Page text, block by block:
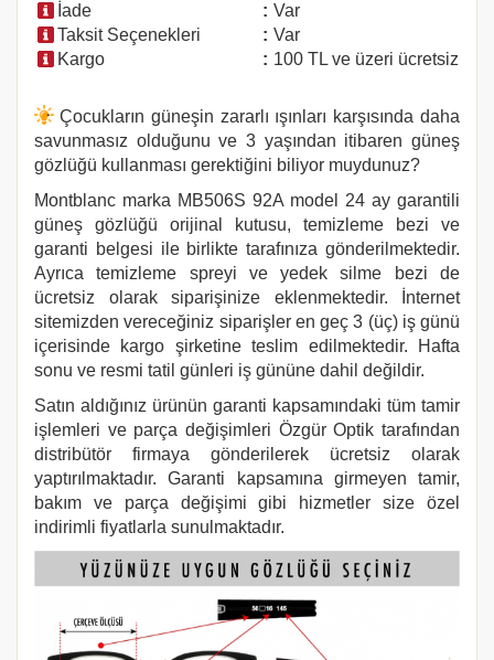
İade
: Var
Taksit Seçenekleri
: Var
Kargo
: 100 TL ve üzeri ücretsiz
Çocukların güneşin zararlı ışınları karşısında daha
savunmasız olduğunu ve 3 yaşından itibaren güneş
gözlüğü kullanması gerektiğini biliyor muydunuz?
Montblanc marka MB506S 92A model 24 ay garantili
güneş gözlüğü orijinal kutusu, temizleme bezi ve
garanti belgesi ile birlikte tarafınıza gönderilmektedir.
Ayrıca temizleme spreyi ve yedek silme bezi de
ücretsiz olarak siparişinize eklenmektedir. İnternet
sitemizden vereceğiniz siparişler en geç 3 (üç) iş günü
içerisinde kargo şirketine teslim edilmektedir. Hafta
sonu ve resmi tatil günleri iş gününe dahil değildir.
Satın aldığınız ürünün garanti kapsamındaki tüm tamir
işlemleri ve parça değişimleri Özgür Optik tarafından
distribütör firmaya gönderilerek ücretsiz olarak
yaptırılmaktadır. Garanti kapsamına girmeyen tamir,
bakım ve parça değişimi gibi hizmetler size özel
indirimli fiyatlarla sunulmaktadır.